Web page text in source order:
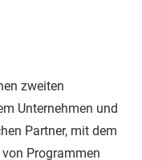
zweiten
Unternehmen und
Partner, mit dem
Programmen